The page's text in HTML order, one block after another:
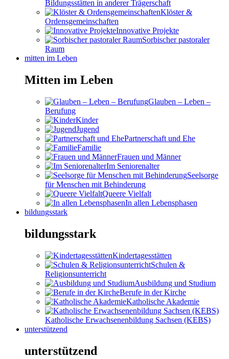
Bildungsstätten in anderer Trägerschaft
Klöster &
Ordensgemeinschaften
Innovative Projekte
Sorbischer pastoraler
Raum
mitten im Leben
Mitten im Leben
Glauben – Leben –
Berufung
Kinder
Jugend
Partnerschaft und Ehe
Familie
Frauen und Männer
Im Seniorenalter
Seelsorge
für Menschen mit Behinderung
Queere Vielfalt
In allen Lebensphasen
bildungsstark
bildungsstark
Kindertagesstätten
Schulen &
Religionsunterricht
Ausbildung und Studium
Berufe in der Kirche
Katholische Akademie
Katholische Erwachsenenbildung Sachsen (KEBS)
unterstützend
unterstützend